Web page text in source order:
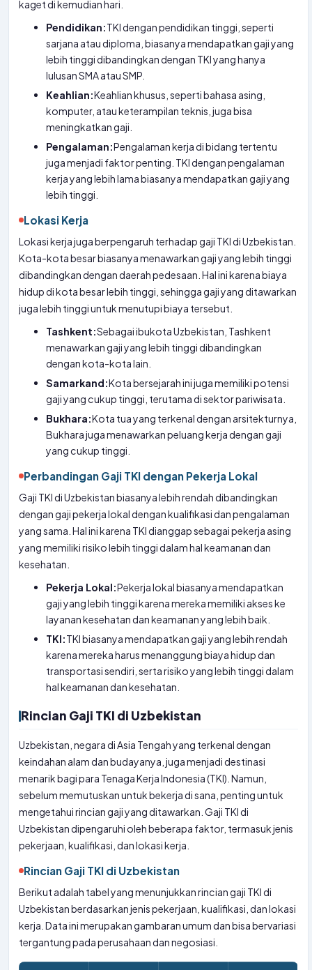
kaget di kemudian hari.
Pendidikan:TKI dengan pendidikan tinggi, seperti
sarjana atau diploma, biasanya mendapatkan gaji yang
lebih tinggi dibandingkan dengan TKI yang hanya
lulusan SMA atau SMP.
Keahlian:Keahlian khusus, seperti bahasa asing,
komputer, atau keterampilan teknis, juga bisa
meningkatkan gaji.
Pengalaman:Pengalaman kerja di bidang tertentu
juga menjadi faktor penting. TKI dengan pengalaman
kerja yang lebih lama biasanya mendapatkan gaji yang
lebih tinggi.
Lokasi Kerja
Lokasi kerja juga berpengaruh terhadap gaji TKI di Uzbekistan.
Kota-kota besar biasanya menawarkan gaji yang lebih tinggi
dibandingkan dengan daerah pedesaan. Hal ini karena biaya
hidup di kota besar lebih tinggi, sehingga gaji yang ditawarkan
juga lebih tinggi untuk menutupi biaya tersebut.
Tashkent:Sebagai ibukota Uzbekistan, Tashkent
menawarkan gaji yang lebih tinggi dibandingkan
dengan kota-kota lain.
Samarkand:Kota bersejarah ini juga memiliki potensi
gaji yang cukup tinggi, terutama di sektor pariwisata.
Bukhara:Kota tua yang terkenal dengan arsitekturnya,
Bukhara juga menawarkan peluang kerja dengan gaji
yang cukup tinggi.
Perbandingan Gaji TKI dengan Pekerja Lokal
Gaji TKI di Uzbekistan biasanya lebih rendah dibandingkan
dengan gaji pekerja lokal dengan kualifikasi dan pengalaman
yang sama. Hal ini karena TKI dianggap sebagai pekerja asing
yang memiliki risiko lebih tinggi dalam hal keamanan dan
kesehatan.
Pekerja Lokal:Pekerja lokal biasanya mendapatkan
gaji yang lebih tinggi karena mereka memiliki akses ke
layanan kesehatan dan keamanan yang lebih baik.
TKI:TKI biasanya mendapatkan gaji yang lebih rendah
karena mereka harus menanggung biaya hidup dan
transportasi sendiri, serta risiko yang lebih tinggi dalam
hal keamanan dan kesehatan.
Rincian Gaji TKI di Uzbekistan
Uzbekistan, negara di Asia Tengah yang terkenal dengan
keindahan alam dan budayanya, juga menjadi destinasi
menarik bagi para Tenaga Kerja Indonesia (TKI). Namun,
sebelum memutuskan untuk bekerja di sana, penting untuk
mengetahui rincian gaji yang ditawarkan. Gaji TKI di
Uzbekistan dipengaruhi oleh beberapa faktor, termasuk jenis
pekerjaan, kualifikasi, dan lokasi kerja.
Rincian Gaji TKI di Uzbekistan
Berikut adalah tabel yang menunjukkan rincian gaji TKI di
Uzbekistan berdasarkan jenis pekerjaan, kualifikasi, dan lokasi
kerja. Data ini merupakan gambaran umum dan bisa bervariasi
tergantung pada perusahaan dan negosiasi.